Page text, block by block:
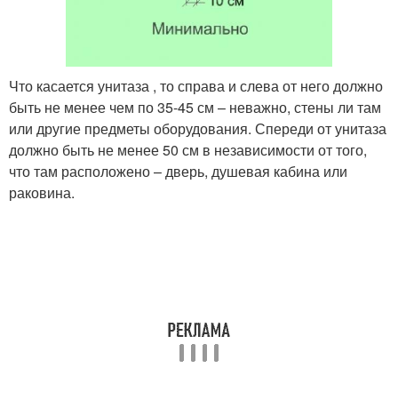
Что касается унитаза , то справа и слева от него должно
быть не менее чем по 35-45 см – неважно, стены ли там
или другие предметы оборудования. Спереди от унитаза
должно быть не менее 50 см в независимости от того,
что там расположено – дверь, душевая кабина или
раковина.